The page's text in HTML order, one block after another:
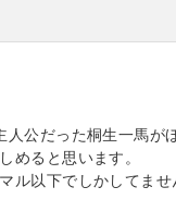
公だった桐生一馬
めると思います。
ル以下でしかしてま